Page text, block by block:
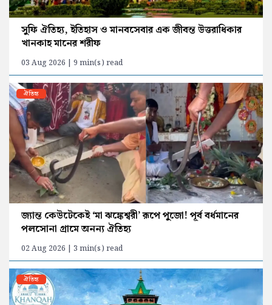
সুফি ঐতিহ্য, ইতিহাস ও মানবসেবার এক জীবন্ত উত্তরাধিকার
খানকাহ মানের শরীফ
03 Aug 2026 | 9 min(s) read
ঐতিহ্য
জ্যান্ত কেউটেকেই ‘মা ঝঙ্কেশ্বরী’ রূপে পুজো! পূর্ব বর্ধমানের
পলসোনা গ্রামে অনন্য ঐতিহ্য
02 Aug 2026 | 3 min(s) read
ঐতিহ্য